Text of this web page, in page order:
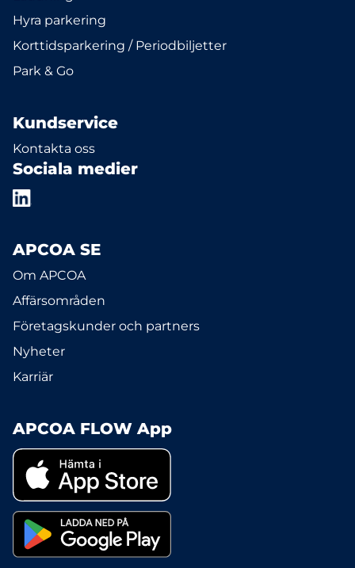
Hyra parkering
Korttidsparkering / Periodbiljetter
Park & Go
Kundservice
Kontakta oss
Sociala medier
APCOA SE
Om APCOA
Affärsområden
Företagskunder och partners
Nyheter
Karriär
APCOA FLOW App